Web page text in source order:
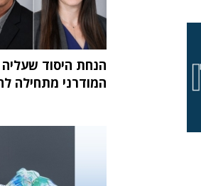
הנחת היסוד שעליה
המודרני מתחילה